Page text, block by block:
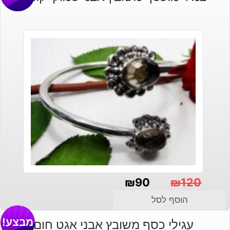
₪120
המקורי
₪90
הנוכחי
הוסף לסל
עגילי כסף משובץ אבני אגט חוםמבצע!